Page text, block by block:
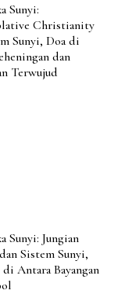
Sunyi:
Christianity
Sunyi, Doa di
dan
Terwujud
Sunyi: Jungian
Sistem Sunyi,
Antara Bayangan